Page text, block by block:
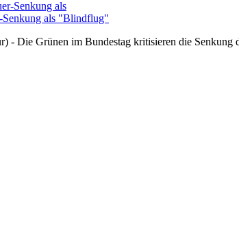
Senkung als "Blindflug"
- Die Grünen im Bundestag kritisieren die